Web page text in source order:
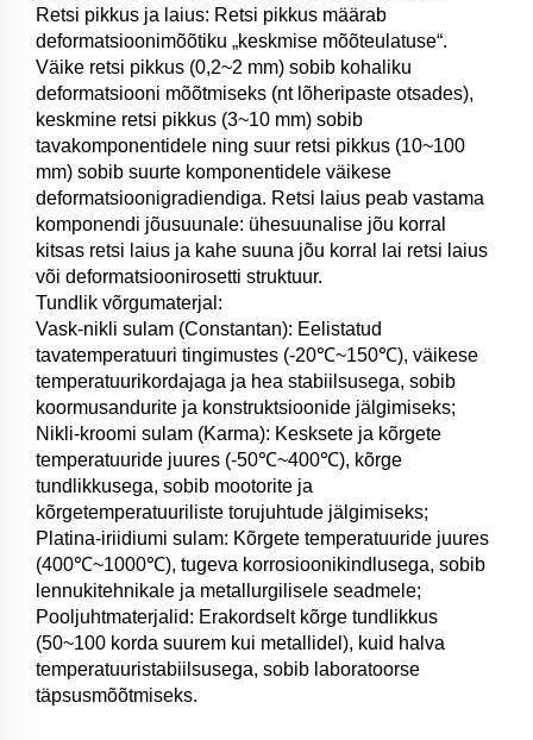
Retsi pikkus ja laius: Retsi pikkus määrab
deformatsioonimõõtiku „keskmise mõõteulatuse“.
Väike retsi pikkus (0,2~2 mm) sobib kohaliku
deformatsiooni mõõtmiseks (nt lõheripaste otsades),
keskmine retsi pikkus (3~10 mm) sobib
tavakomponentidele ning suur retsi pikkus (10~100
mm) sobib suurte komponentidele väikese
deformatsioonigradiendiga. Retsi laius peab vastama
komponendi jõusuunale: ühesuunalise jõu korral
kitsas retsi laius ja kahe suuna jõu korral lai retsi laius
või deformatsioonirosetti struktuur.
Tundlik võrgumaterjal:
Vask-nikli sulam (Constantan): Eelistatud
tavatemperatuuri tingimustes (-20℃~150℃), väikese
temperatuurikordajaga ja hea stabiilsusega, sobib
koormusandurite ja konstruktsioonide jälgimiseks;
Nikli-kroomi sulam (Karma): Kesksete ja kõrgete
temperatuuride juures (-50℃~400℃), kõrge
tundlikkusega, sobib mootorite ja
kõrgetemperatuuriliste torujuhtude jälgimiseks;
Platina-iriidiumi sulam: Kõrgete temperatuuride juures
(400℃~1000℃), tugeva korrosioonikindlusega, sobib
lennukitehnikale ja metallurgilisele seadmele;
Pooljuhtmaterjalid: Erakordselt kõrge tundlikkus
(50~100 korda suurem kui metallidel), kuid halva
temperatuuristabiilsusega, sobib laboratoorse
täpsusmõõtmiseks.